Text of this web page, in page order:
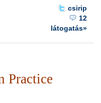
csirip
12
látogatás»
Practice